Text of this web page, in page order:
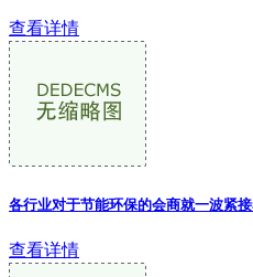
查看详情
各行业对于节能环保的会商就一波紧接
查看详情